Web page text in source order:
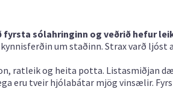
sólahringinn og veðrið hefur
um staðinn. Strax varð ljóst
ratleik og heita potta. Listasmiðjan
eru tveir hjólabátar mjög vinsælir.